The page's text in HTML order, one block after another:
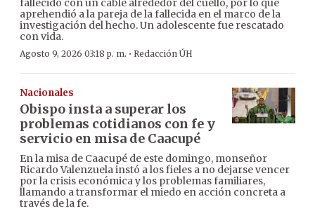
fallecido con un cable alrededor del cuello, por lo que
aprehendió a la pareja de la fallecida en el marco de la
investigación del hecho. Un adolescente fue rescatado
con vida.
Agosto 9, 2026 03:18 p. m. · Redacción ÚH
Nacionales
Obispo insta a superar los
problemas cotidianos con fe y
servicio en misa de Caacupé
En la misa de Caacupé de este domingo, monseñor
Ricardo Valenzuela instó a los fieles a no dejarse vencer
por la crisis económica y los problemas familiares,
llamando a transformar el miedo en acción concreta a
través de la fe.